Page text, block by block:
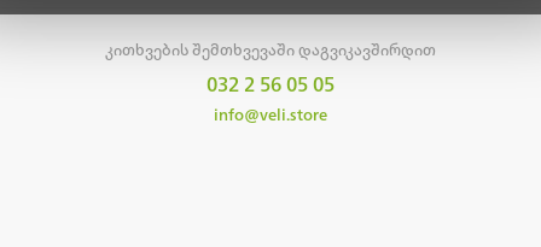
კითხვების შემთხვევაში დაგვიკავშირდით
032 2 56 05 05
info@veli.store